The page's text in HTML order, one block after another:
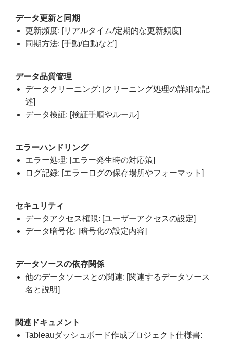
データ更新と同期
更新頻度: [リアルタイム/定期的な更新頻度]
同期方法: [手動/自動など]
データ品質管理
データクリーニング: [クリーニング処理の詳細な記
述]
データ検証: [検証手順やルール]
エラーハンドリング
エラー処理: [エラー発生時の対応策]
ログ記録: [エラーログの保存場所やフォーマット]
セキュリティ
データアクセス権限: [ユーザーアクセスの設定]
データ暗号化: [暗号化の設定内容]
データソースの依存関係
他のデータソースとの関連: [関連するデータソース
名と説明]
関連ドキュメント
Tableauダッシュボード作成プロジェクト仕様書: